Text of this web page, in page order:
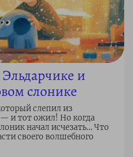
и
слонике
слепил из
— и тот ожил! Но когда
начал исчезать… Что
своего волшебного